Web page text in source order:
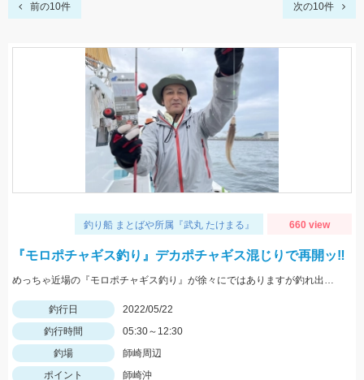
前の10件 次の10件
釣り船 まとばや所属『武丸 たけまる』 660 view
『モロポチャギス釣り』デカポチャギス混じりで再開ッ‼︎
めっちゃ近場の『モロポチャギス釣り』が徐々にではありますが釣れ出して来てますよッ(*⁰▿⁰*)
釣行日
2022/05/22
釣行時間
05:30～12:30
釣場
師崎周辺
ポイント
師崎沖